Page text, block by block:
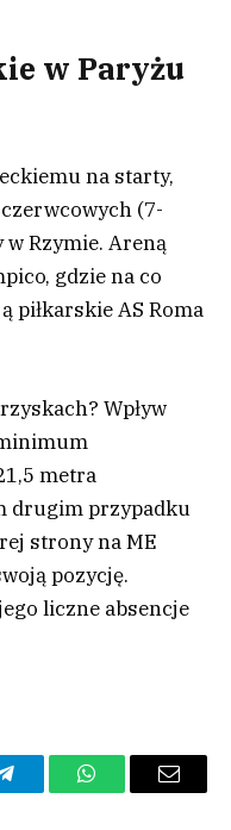
w Paryżu
na starty,
(7-
Rzymie. Areną
gdzie na co
piłkarskie AS Roma
Wpływ
metra
drugim przypadku
strony na ME
pozycję.
liczne absencje
TelegramWhatsAppEmail